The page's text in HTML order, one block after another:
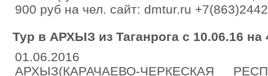
900 руб на чел. сайт: dmtur.ru
Тур в АРХЫЗ из Таганрога с 10.06.16 на
01.06.2016
АРХЫЗ(КАРАЧАЕВО-ЧЕРКЕСКАЯ